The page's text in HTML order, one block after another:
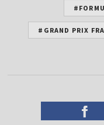
#GRAND PRIX